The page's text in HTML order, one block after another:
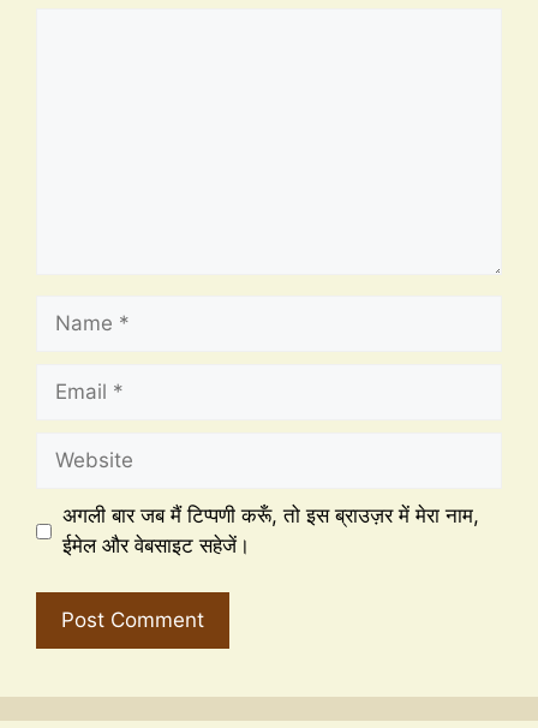
अगली बार जब मैं टिप्पणी करूँ, तो इस ब्राउज़र में मेरा नाम,
ईमेल और वेबसाइट सहेजें।